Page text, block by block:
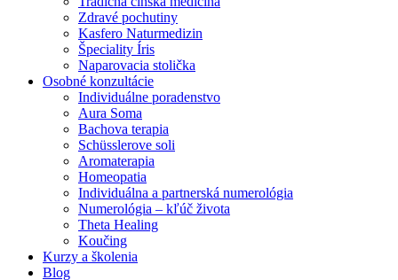
Zdravé pochutiny
Kasfero Naturmedizin
Špeciality Íris
Naparovacia stolička
Osobné konzultácie
Individuálne poradenstvo
Aura Soma
Bachova terapia
Schüsslerove soli
Aromaterapia
Homeopatia
Individuálna a partnerská numerológia
Numerológia – kľúč života
Theta Healing
Koučing
Kurzy a školenia
Blog